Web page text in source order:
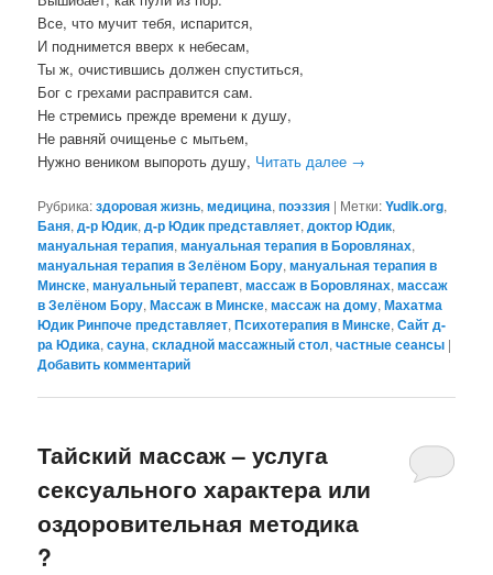
Все, что мучит тебя, испарится,
И поднимется вверх к небесам,
Ты ж, очистившись должен спуститься,
Бог с грехами расправится сам.
Не стремись прежде времени к душу,
Не равняй очищенье с мытьем,
Нужно веником выпороть душу, Читать далее →
Рубрика:здоровая жизнь,медицина,поэззия | Метки:Yudik.org,
Баня,д-р Юдик,д-р Юдик представляет,доктор Юдик,
мануальная терапия,мануальная терапия в Боровлянах,
мануальная терапия в Зелёном Бору,мануальная терапия в
Минске,мануальный терапевт,массаж в Боровлянах,массаж
в Зелёном Бору,Массаж в Минске,массаж на дому,Махатма
Юдик Ринпоче представляет,Психотерапия в Минске,Сайт д-
ра Юдика,сауна,складной массажный стол,частные сеансы |
Добавить комментарий
Тайский массаж – услуга
сексуального характера или
оздоровительная методика
?